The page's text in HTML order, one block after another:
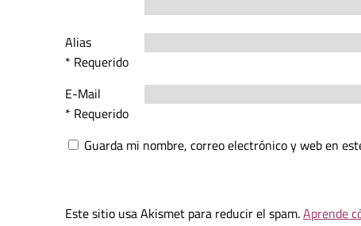
Alias
* Requerido
E-Mail
* Requerido
Guarda mi nombre, correo electrónico y web en
Este sitio usa Akismet para reducir el spam.Aprende